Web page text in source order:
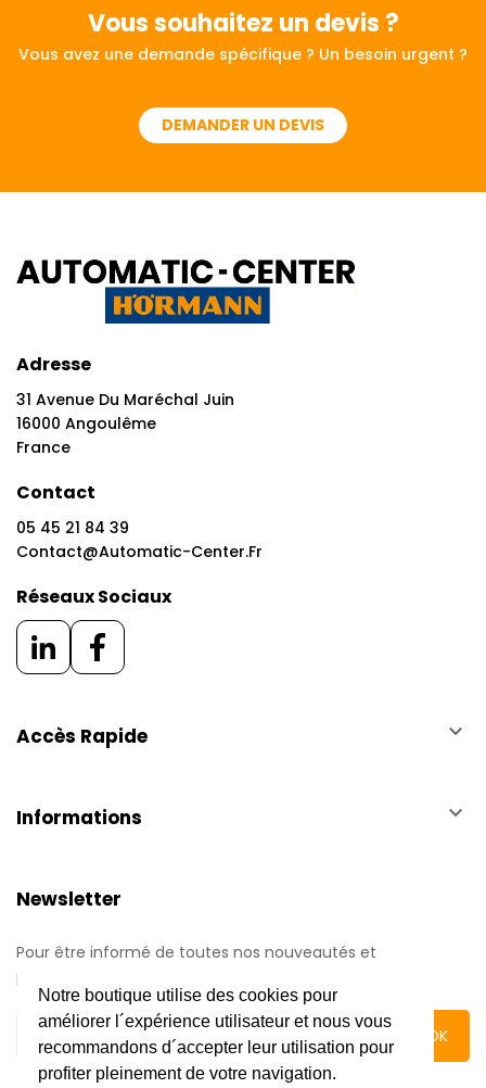
Notre boutique utilise des cookies pour
améliorer l´expérience utilisateur et nous vous
recommandons d´accepter leur utilisation pour
profiter pleinement de votre navigation.
Vous souhaitez un devis ?
Vous avez une demande spécifique ? Un besoin urgent ?
DEMANDER UN DEVIS
Adresse
31 Avenue Du Maréchal Juin
16000 Angoulême
France
Contact
05 45 21 84 39
Contact@automatic-Center.fr
Réseaux Sociaux
Accès Rapide keyboard_arrow_down
Informations keyboard_arrow_down
Newsletter
Pour être informé de toutes nos nouveautés et
promotions.